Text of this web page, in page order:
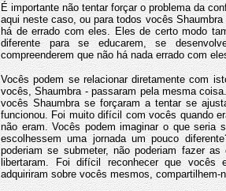
É importante não tentar forçar o problema da
aqui neste caso, ou para todos vocês
há de errado com eles. Eles de certo modo
diferente para se educarem, se
compreenderem que não há nada errado com
Vocês podem se relacionar diretamente com
vocês, Shaumbra - passaram pela mesma
vocês Shaumbra se forçaram a tentar se
funcionou. Foi muito difícil com vocês quando
não eram. Vocês podem imaginar o que seria
escolhessem uma jornada um pouco
poderiam se submeter, não poderiam fazer
libertaram. Foi difícil reconhecer que vocês
adquiriram sobre vocês mesmos, compartilhem-